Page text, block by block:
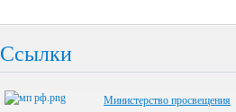
Ссылки
Министерство просвещения